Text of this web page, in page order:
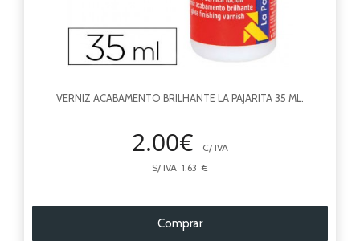
VERNIZ ACABAMENTO BRILHANTE LA PAJARITA 35 ML.
2.00€
C/ IVA
S/ IVA 1.63 €
Comprar